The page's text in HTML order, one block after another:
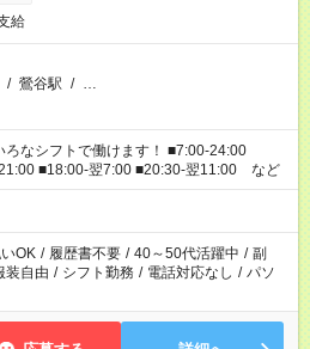
給
/ 鶯谷駅 / …
ろなシフトで働けます！ ■7:00-24:00
■18:00-翌7:00 ■20:30-翌11:00 など
OK / 履歴書不要 / 40～50代活躍中 / 副
装自由 / シフト勤務 / 電話対応なし / パソ